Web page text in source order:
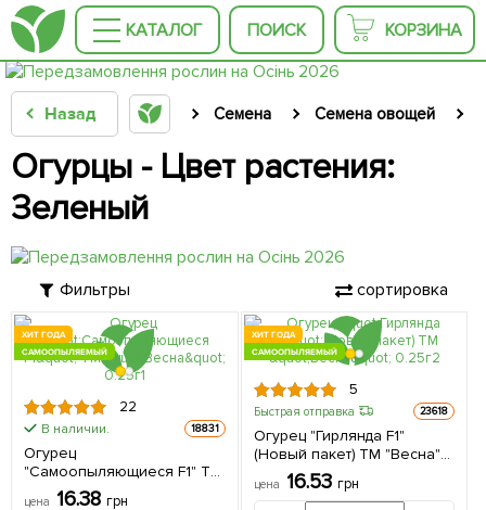
КАТАЛОГ ПОИСК КОРЗИНА
Назад Семена Семена овощей
Огурцы - Цвет растения:
Зеленый
Фильтры сортировка
ХИТ ГОДА
САМООПЫЛЯЕМЫЙ
22
В наличии. 18831
Огурец
"Самоопыляющиеся F1" ТМ
"Весна" 0.25г
цена 16.38 грн
ХИТ ГОДА
САМООПЫЛЯЕМЫЙ
5
Быстрая отправка 23618
Огурец "Гирлянда F1"
(Новый пакет) ТМ "Весна"
0.25г (самоопыляемый)
цена 16.53 грн